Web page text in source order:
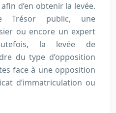
d’en obtenir la levée.
Trésor public, une
ou encore un expert
la levée de
du type d’opposition
face à une opposition
d’immatriculation ou